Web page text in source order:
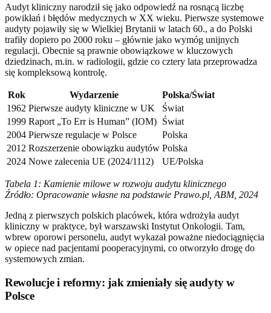
Audyt kliniczny narodził się jako odpowiedź na rosnącą liczbę
powikłań i błędów medycznych w XX wieku. Pierwsze systemowe
audyty pojawiły się w Wielkiej Brytanii w latach 60., a do Polski
trafiły dopiero po 2000 roku – głównie jako wymóg unijnych
regulacji. Obecnie są prawnie obowiązkowe w kluczowych
dziedzinach, m.in. w radiologii, gdzie co cztery lata przeprowadza
się kompleksową kontrolę.
Rok Wydarzenie
Polska/Świat
1962 Pierwsze audyty kliniczne w UK
Świat
1999 Raport „To Err is Human” (IOM) Świat
2004 Pierwsze regulacje w Polsce
Polska
2012 Rozszerzenie obowiązku audytów Polska
2024 Nowe zalecenia UE (2024/1112) UE/Polska
Tabela 1: Kamienie milowe w rozwoju audytu klinicznego
Źródło: Opracowanie własne na podstawie Prawo.pl, ABM, 2024
Jedną z pierwszych polskich placówek, która wdrożyła audyt
kliniczny w praktyce, był warszawski Instytut Onkologii. Tam,
wbrew oporowi personelu, audyt wykazał poważne niedociągnięcia
w opiece nad pacjentami pooperacyjnymi, co otworzyło drogę do
systemowych zmian.
Rewolucje i reformy: jak zmieniały się audyty w
Polsce